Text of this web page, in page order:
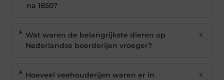
na 1850?
Wat waren de belangrijkste dieren op
Nederlandse boerderijen vroeger?
▼
Hoeveel veehouderijen waren er in
▼